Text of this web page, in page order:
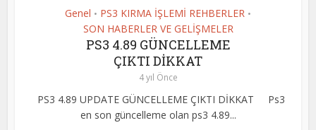
Genel • PS3 KIRMA İŞLEMİ REHBERLER •
SON HABERLER VE GELİŞMELER
PS3 4.89 GÜNCELLEME
ÇIKTI DİKKAT
4 yıl Önce
PS3 4.89 UPDATE GÜNCELLEME ÇIKTI DİKKAT Ps3
en son güncelleme olan ps3 4.89...